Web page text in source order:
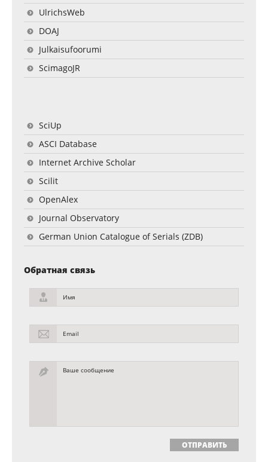
UlrichsWeb
DOAJ
Julkaisufoorumi
ScimagoJR
SciUp
ASCI Database
Internet Archive Scholar
Scilit
OpenAlex
Journal Observatory
German Union Catalogue of Serials (ZDB)
Обратная связь
Имя
Email
Ваше сообщение